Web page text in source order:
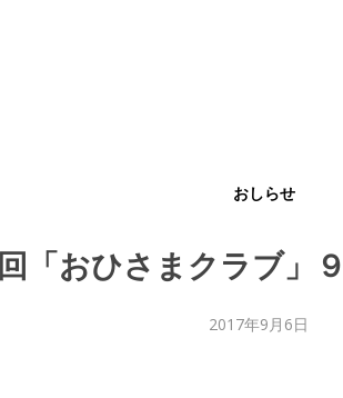
おしらせ
「おひさまクラブ」
2017年9月6日